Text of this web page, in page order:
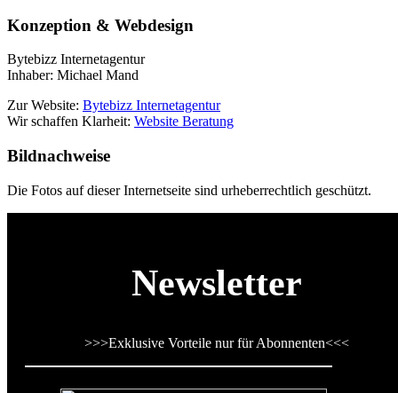
Konzeption & Webdesign
Bytebizz Internetagentur
Inhaber: Michael Mand
Zur Website: Bytebizz Internetagentur
Wir schaffen Klarheit: Website Beratung
Bildnachweise
Die Fotos auf dieser Internetseite sind urheberrechtlich geschützt.
Newsletter
>>>Exklusive Vorteile nur für Abonnenten<<<